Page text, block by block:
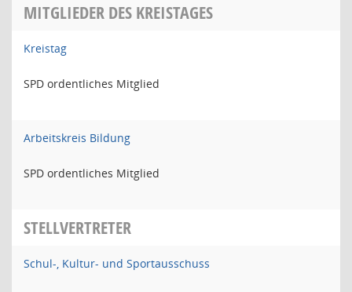
MITGLIEDER DES KREISTAGES
Kreistag
SPD ordentliches Mitglied
Arbeitskreis Bildung
SPD ordentliches Mitglied
STELLVERTRETER
Schul-, Kultur- und Sportausschuss